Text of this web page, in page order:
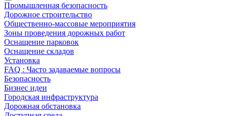
Промышленная безопасность
Дорожное строительство
Общественно‑массовые мероприятия
Зоны проведения дорожных работ
Оснащение парковок
Оснащение складов
Установка
FAQ : Часто задаваемые вопросы
Безопасность
Бизнес идеи
Городская инфраструктура
Дорожная обстановка